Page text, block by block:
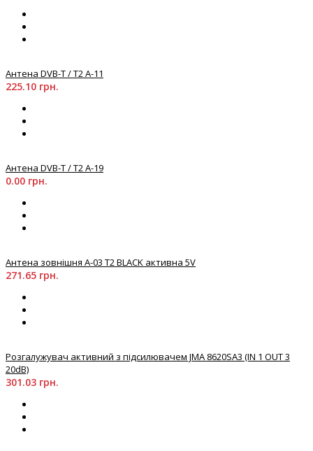
Антена DVB-T / T2 A-11
225.10 грн.
Антена DVB-T / T2 A-19
0.00 грн.
Антена зовнішня A-03 T2 BLACK активна 5V
271.65 грн.
Розгалужувач активний з підсилювачем JMA 8620SA3 (IN 1 OUT 3
20dB)
301.03 грн.